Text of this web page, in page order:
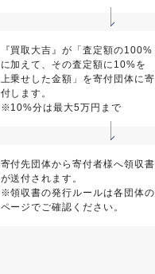
『買取大吉』が「査定額の100%
に加えて、その査定額に10%を
上乗せした金額」を寄付団体に寄
付します。
※10%分は最大5万円まで
寄付先団体から寄付者様へ領収書
が送付されます。
※領収書の発行ルールは各団体の
ページでご確認ください。